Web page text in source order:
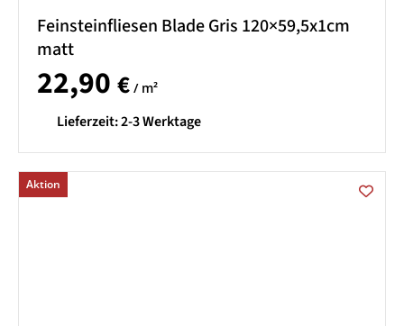
Feinsteinfliesen Blade Gris 120×59,5x1cm
matt
22,90 € / m²
Lieferzeit:2-3 Werktage
Aktion